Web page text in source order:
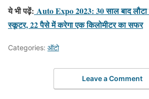
ये भी पढ़ें: Auto Expo 2023: 30 साल बाद लौटा
स्कूटर, 22 पैसे में करेगा एक किलोमीटर का सफर
Categories: ऑटो
Leave a Comment